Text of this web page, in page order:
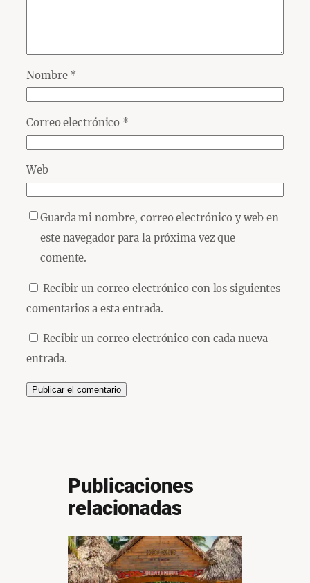
Nombre *
Correo electrónico *
Web
Guarda mi nombre, correo electrónico y web en
este navegador para la próxima vez que
comente.
Recibir un correo electrónico con los siguientes
comentarios a esta entrada.
Recibir un correo electrónico con cada nueva
entrada.
Publicaciones
relacionadas